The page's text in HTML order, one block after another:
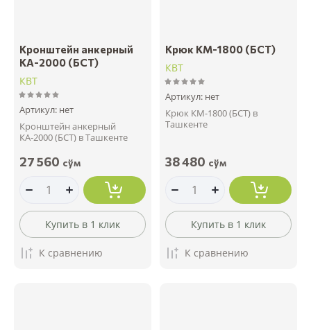
Кронштейн анкерный
КА-2000 (БСТ)
КВТ
Артикул: нет
Кронштейн анкерный
КА-2000 (БСТ) в Ташкенте
27 560 сўм
Купить в 1 клик
К сравнению
Крюк КМ-1800 (БСТ)
КВТ
Артикул: нет
Крюк КМ-1800 (БСТ) в
Ташкенте
38 480 сўм
Купить в 1 клик
К сравнению